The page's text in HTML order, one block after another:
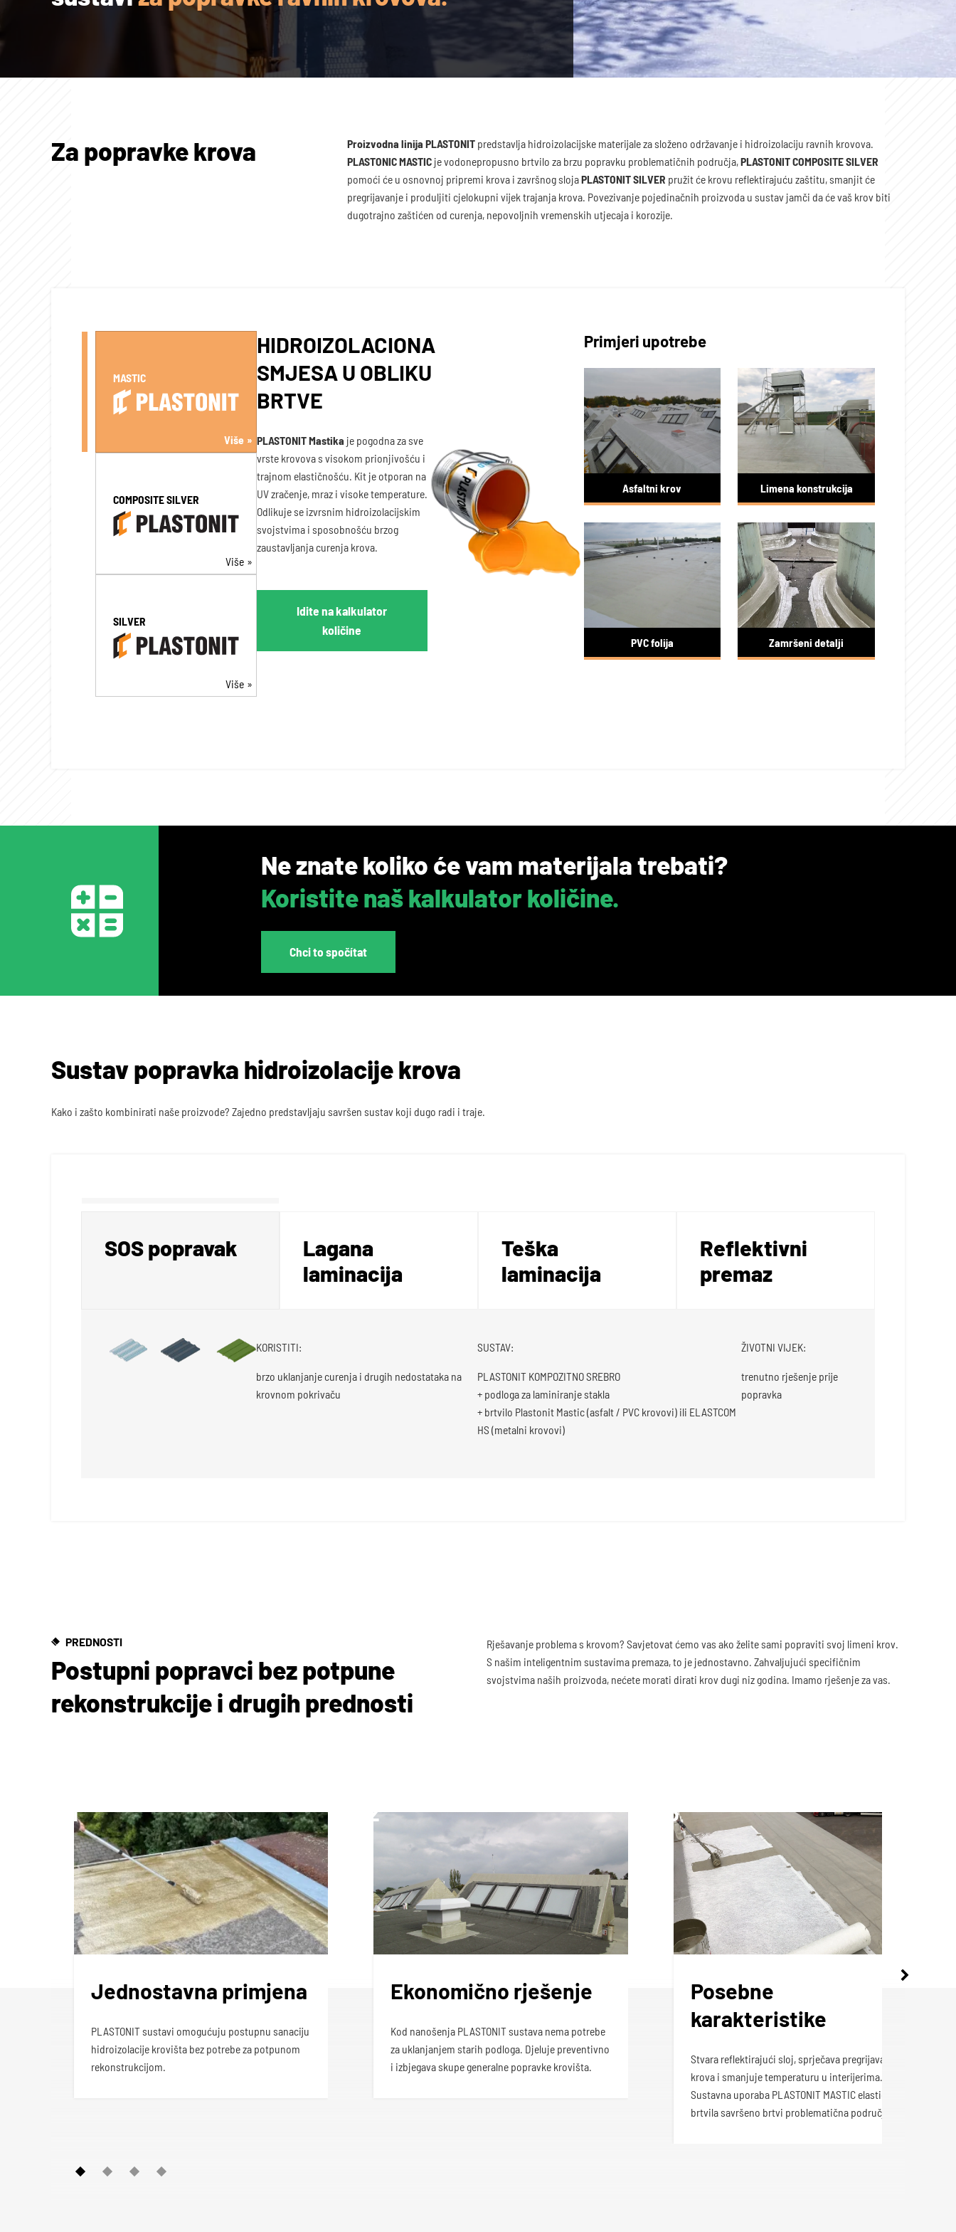
Za popravke krova Proizvodna linija PLASTONIT predstavlja hidroizolacijske materijale za složeno održavanje i hidroizolaciju ravnih krovova.
PLASTONIC MASTIC je vodonepropusno brtvilo za brzu popravku problematičnih područja,PLASTONIT COMPOSITE SILVER
pomoći će u osnovnoj pripremi krova i završnog slojaPLASTONIT SILVER pružit će krovu reflektirajuću zaštitu, smanjit će
pregrijavanje i produljiti cjelokupni vijek trajanja krova. Povezivanje pojedinačnih proizvoda u sustav jamči da će vaš krov biti
dugotrajno zaštićen od curenja, nepovoljnih vremenskih utjecaja i korozije.
MASTIC
Više
COMPOSITE SILVER
Više
SILVER
Više
HIDROIZOLACIONA
SMJESA U OBLIKU
BRTVE
PLASTONIT Mastika je pogodna za sve
vrste krovova s ​​visokom prionjivošću i
trajnom elastičnošću. Kit je otporan na
UV zračenje, mraz i visoke temperature.
Odlikuje se izvrsnim hidroizolacijskim
svojstvima i sposobnošću brzog
zaustavljanja curenja krova.
Idite na kalkulator
količine
Primjeri upotrebe
Asfaltni krov Limena konstrukcija
PVC folija Zamršeni detalji
Ne znate koliko će vam materijala trebati?
Koristite naš kalkulator količine.
Chci to spočítat
Sustav popravka hidroizolacije krova
Kako i zašto kombinirati naše proizvode? Zajedno predstavljaju savršen sustav koji dugo radi i traje.
SOS popravak
Lagana
laminacija
Teška
laminacija
Reflektivni
premaz
KORISTITI:
brzo uklanjanje curenja i drugih nedostataka na
krovnom pokrivaču
SUSTAV:
PLASTONIT KOMPOZITNO SREBRO
+ podloga za laminiranje stakla
+ brtvilo Plastonit Mastic (asfalt / PVC krovovi) ili ELASTCOM
HS (metalni krovovi)
ŽIVOTNI VIJEK:
trenutno rješenje prije
popravka
PREDNOSTI
Postupni popravci bez potpune
rekonstrukcije i drugih prednosti
Rješavanje problema s krovom? Savjetovat ćemo vas ako želite sami popraviti svoj limeni krov.
S našim inteligentnim sustavima premaza, to je jednostavno. Zahvaljujući specifičnim
svojstvima naših proizvoda, nećete morati dirati krov dugi niz godina. Imamo rješenje za vas.
Jednostavna primjena
PLASTONIT sustavi omogućuju postupnu sanaciju
hidroizolacije krovišta bez potrebe za potpunom
rekonstrukcijom.
Ekonomično rješenje
Kod nanošenja PLASTONIT sustava nema potrebe
za uklanjanjem starih podloga. Djeluje preventivno
i izbjegava skupe generalne popravke krovišta.
Posebne
karakteristike
Stvara reflektirajući sloj, sprječava pregrijavanje
krova i smanjuje temperaturu u interijerima.
Sustavna uporaba PLASTONIT MASTIC elastičnog
brtvila savršeno brtvi problematična područja.